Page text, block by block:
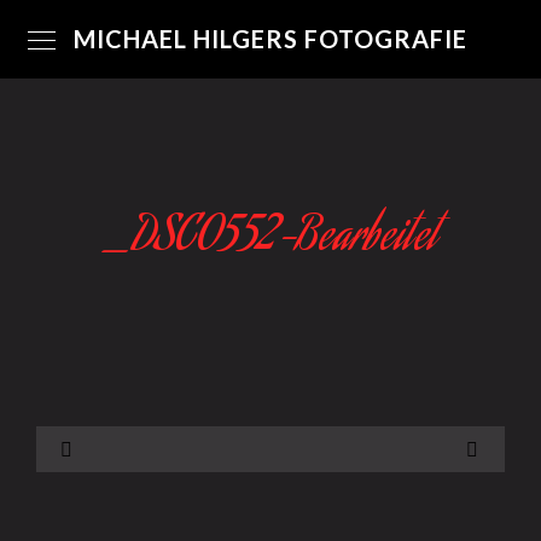
MICHAEL HILGERS FOTOGRAFIE
_DSC0552-Bearbeitet